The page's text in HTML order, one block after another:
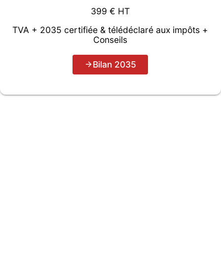
399 € HT
TVA + 2035 certifiée & télédéclaré aux impôts +
Conseils
Bilan 2035